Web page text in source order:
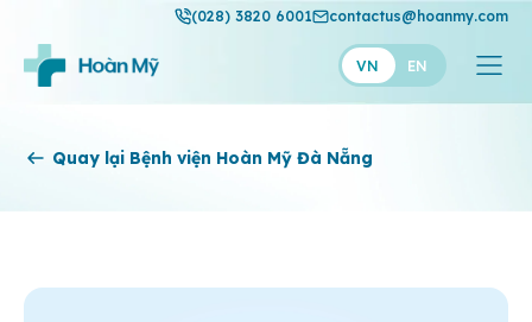
(028) 3820 6001 contactus@hoanmy.com
VN EN
Hoàn Mỹ
Thuận Mỹ
Quay lại Bệnh viện Hoàn Mỹ Đà Nẵng